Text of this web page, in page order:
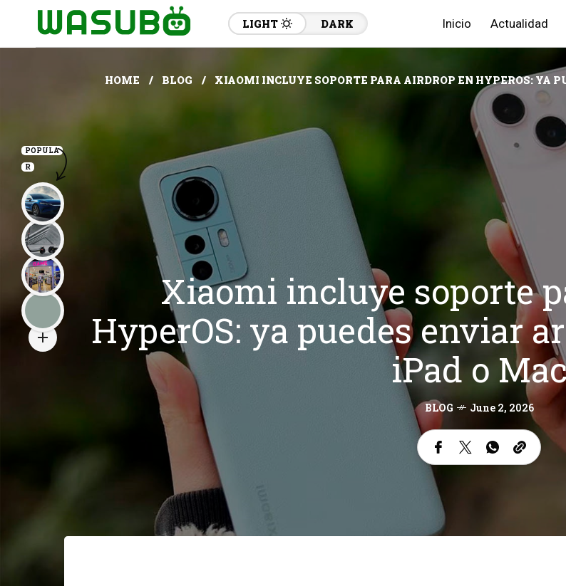
LIGHT DARK Inicio Actualidad
HOME BLOG XIAOMI INCLUYE SOPORTE PARA AIRDROP EN HYPEROS: YA
Xiaomi incluye soporte
HyperOS: ya puedes enviar
iPad o
BLOG June 2, 2026
POPULA
R